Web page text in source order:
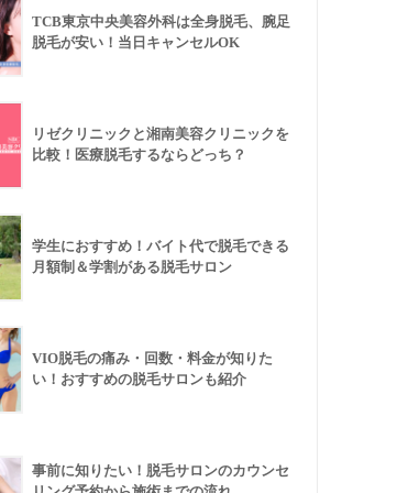
TCB東京中央美容外科は全身脱毛、腕足
脱毛が安い！当日キャンセルOK
リゼクリニックと湘南美容クリニックを
比較！医療脱毛するならどっち？
学生におすすめ！バイト代で脱毛できる
月額制＆学割がある脱毛サロン
VIO脱毛の痛み・回数・料金が知りた
い！おすすめの脱毛サロンも紹介
事前に知りたい！脱毛サロンのカウンセ